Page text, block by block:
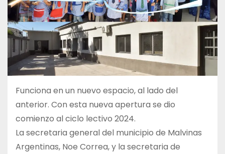
Funciona en un nuevo espacio, al lado del
anterior. Con esta nueva apertura se dio
comienzo al ciclo lectivo 2024.
La secretaria general del municipio de Malvinas
Argentinas, Noe Correa, y la secretaria de